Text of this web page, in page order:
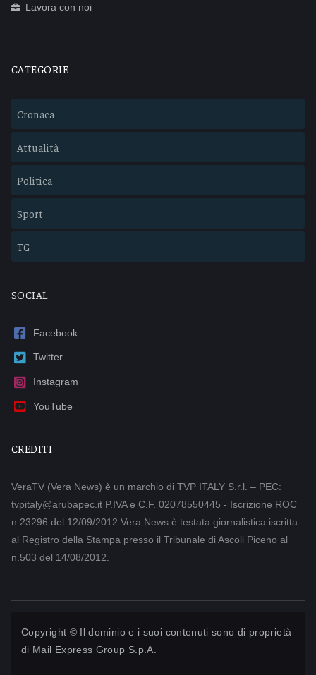
Lavora con noi
CATEGORIE
Cronaca
Attualità
Politica
Sport
TG
SOCIAL
Facebook
Twitter
Instagram
YouTube
CREDITI
VeraTV (Vera News) è un marchio di TVP ITALY S.r.l. – PEC:
tvpitaly@arubapec.it P.IVA e C.F. 02078550445 - Iscrizione ROC
n.23296 del 12/09/2012 Vera News è testata giornalistica iscritta
al Registro della Stampa presso il Tribunale di Ascoli Piceno al
n.503 del 14/08/2012.
Copyright © Il dominio e i suoi contenuti sono di proprietà
di Mail Express Group S.p.A.